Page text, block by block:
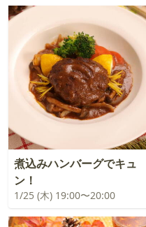
煮込みハンバーグでキュ
ン！
1/25 (木) 19:00〜20:00